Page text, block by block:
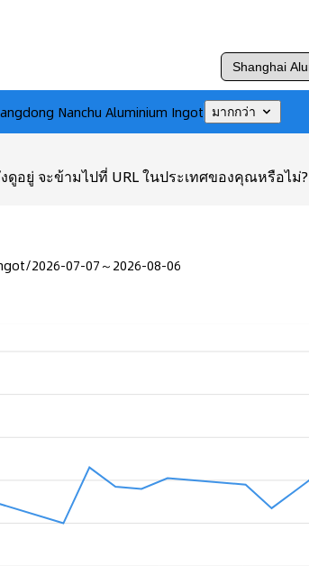
Nanchu Aluminium Ingot มากกว่า
ยู่ จะข้ามไปที่ URL ในประเทศของคุณหรือไม่?
/2026-07-07～2026-08-06